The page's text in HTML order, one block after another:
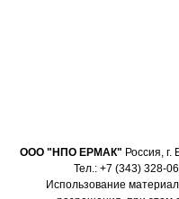
ООО "НПО ЕРМАК" Россия, г.
Тел.: +7 (343) 328-
Использование